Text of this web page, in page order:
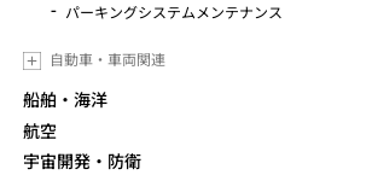
パーキングシステムメンテナンス
自動車・車両関連
船舶・海洋
航空
宇宙開発・防衛